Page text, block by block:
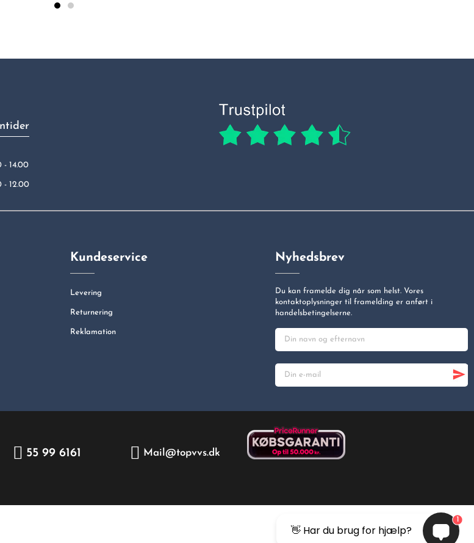
- 14.00
- 12.00
Kundeservice
Levering
Returnering
Reklamation
Nyhedsbrev
Du kan framelde dig når som helst. Vores
kontaktoplysninger til framelding er anført i
handelsbetingelserne.
55 99 6161 Mail@topvvs.dk
👋 Har du brug for hjælp?
1